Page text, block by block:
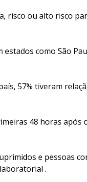
risco ou alto risco
como São
57% tiveram
48 horas após
e pessoas
.